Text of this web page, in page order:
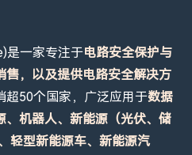
是一家专注于电路安全保护与
售，以及提供电路安全解决方
超50个国家，广泛应用于数据
、机器人、新能源（光伏、储
轻型新能源车、新能源汽